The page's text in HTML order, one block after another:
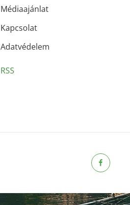
Médiaajánlat
Kapcsolat
Adatvédelem
RSS